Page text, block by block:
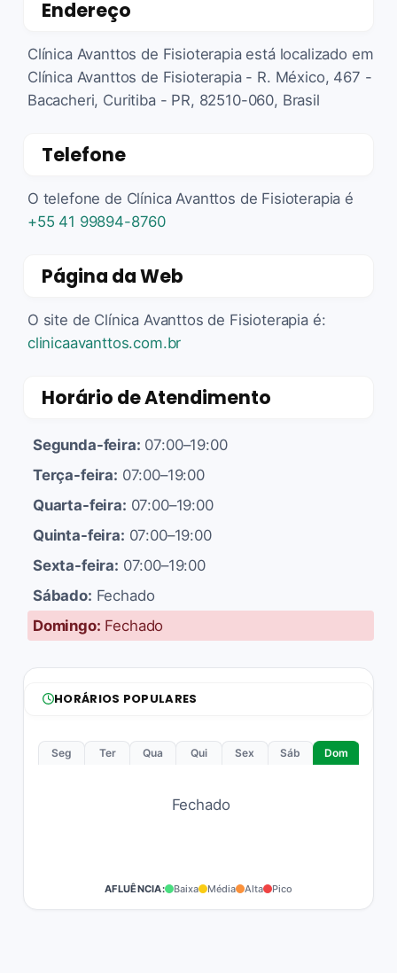
Endereço
Clínica Avanttos de Fisioterapia está localizado em
Clínica Avanttos de Fisioterapia - R. México, 467 -
Bacacheri, Curitiba - PR, 82510-060, Brasil
Telefone
O telefone de Clínica Avanttos de Fisioterapia é
+55 41 99894-8760
Página da Web
O site de Clínica Avanttos de Fisioterapia é:
clinicaavanttos.com.br
Horário de Atendimento
Segunda-feira: 07:00–19:00
Terça-feira: 07:00–19:00
Quarta-feira: 07:00–19:00
Quinta-feira: 07:00–19:00
Sexta-feira: 07:00–19:00
Sábado: Fechado
Domingo: Fechado
HORÁRIOS POPULARES
Seg Ter Qua Qui Sex Sáb Dom
Fechado
AFLUÊNCIA: Baixa Média Alta Pico